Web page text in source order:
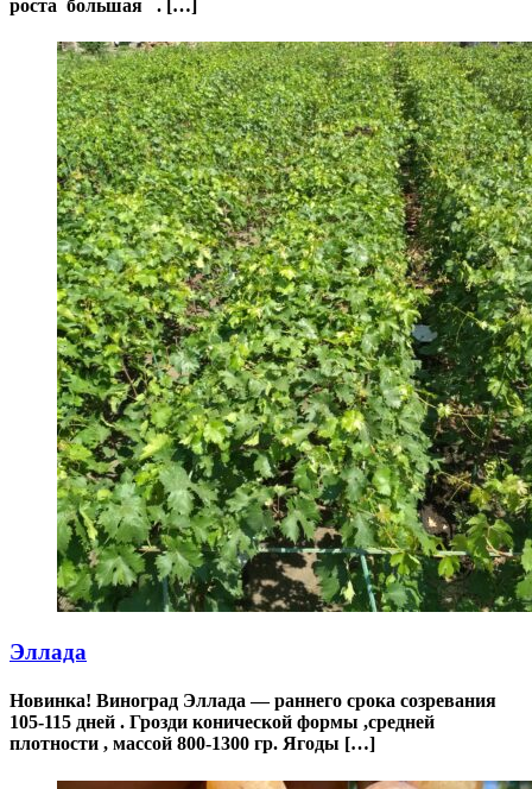
роста большая . […]
Эллада
Новинка! Виноград Эллада — раннего срока созревания
105-115 дней . Грозди конической формы ,средней
плотности , массой 800-1300 гр. Ягоды […]